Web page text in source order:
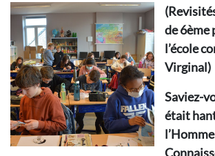
de 6ème
l’école
Virginal)
Saviez-
était